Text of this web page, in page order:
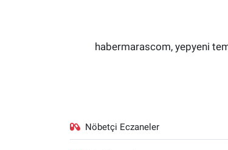
habermarascom, yepyeni
Nöbetçi Eczaneler